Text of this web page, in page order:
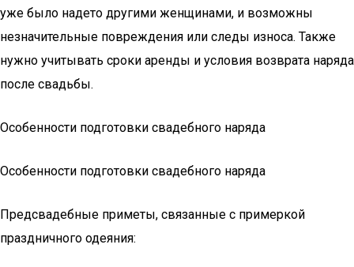
уже было надето другими женщинами, и возможны
незначительные повреждения или следы износа. Также
нужно учитывать сроки аренды и условия возврата наряда
после свадьбы.
Особенности подготовки свадебного наряда
Особенности подготовки свадебного наряда
Предсвадебные приметы, связанные с примеркой
праздничного одеяния: